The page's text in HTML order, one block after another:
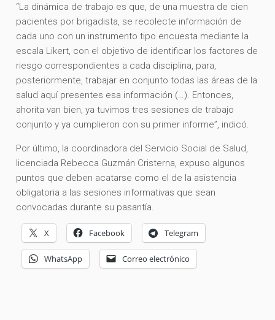
“La dinámica de trabajo es que, de una muestra de cien
pacientes por brigadista, se recolecte información de
cada uno con un instrumento tipo encuesta mediante la
escala Likert, con el objetivo de identificar los factores de
riesgo correspondientes a cada disciplina, para,
posteriormente, trabajar en conjunto todas las áreas de la
salud aquí presentes esa información (…). Entonces,
ahorita van bien, ya tuvimos tres sesiones de trabajo
conjunto y ya cumplieron con su primer informe”, indicó.
Por último, la coordinadora del Servicio Social de Salud,
licenciada Rebecca Guzmán Cristerna, expuso algunos
puntos que deben acatarse como el de la asistencia
obligatoria a las sesiones informativas que sean
convocadas durante su pasantía.
X Facebook Telegram
WhatsApp Correo electrónico